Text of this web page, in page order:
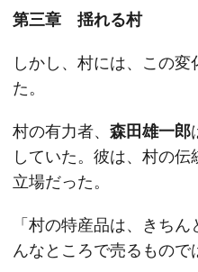
第三章 揺れる村
しかし、村には、この
た。
村の有力者、 森田雄一郎
していた。彼は、村の
立場だった。
「村の特産品は、きち
んなところで売るもので